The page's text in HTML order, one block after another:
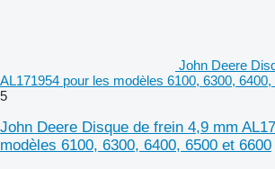
John Deere
AL171954 pour les modèles 6100, 6300, 6400,
5
John Deere Disque de frein 4,9 mm
modèles 6100, 6300, 6400, 6500 et 6600